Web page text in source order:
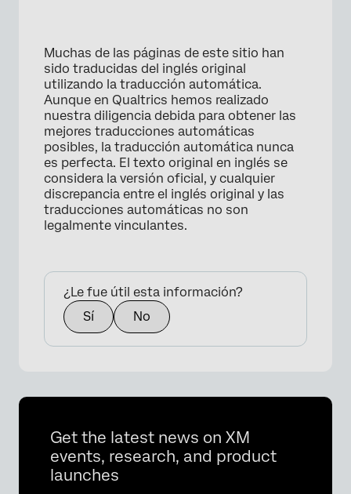
Muchas de las páginas de este sitio han
sido traducidas del inglés original
utilizando la traducción automática.
Aunque en Qualtrics hemos realizado
nuestra diligencia debida para obtener las
mejores traducciones automáticas
posibles, la traducción automática nunca
es perfecta. El texto original en inglés se
considera la versión oficial, y cualquier
discrepancia entre el inglés original y las
traducciones automáticas no son
legalmente vinculantes.
¿Le fue útil esta información?
Sí
No
Get the latest news on XM
events, research, and product
launches